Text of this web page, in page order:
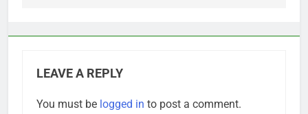
LEAVE A REPLY
You must be logged in to post a comment.